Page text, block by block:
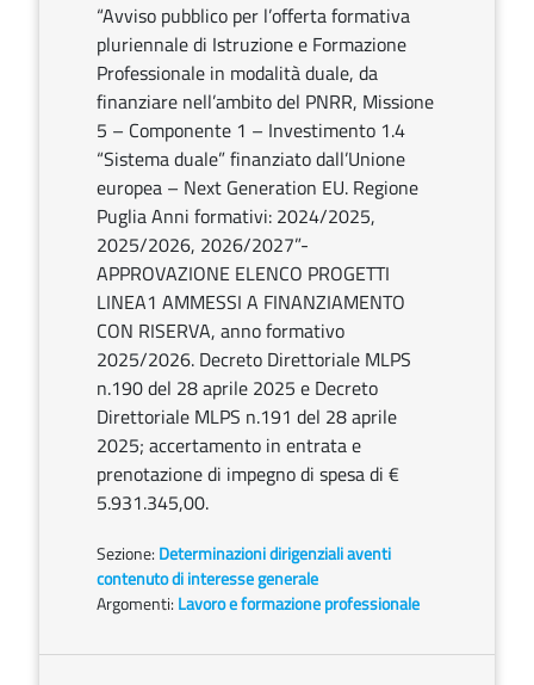
“Avviso pubblico per l’offerta formativa
pluriennale di Istruzione e Formazione
Professionale in modalità duale, da
finanziare nell’ambito del PNRR, Missione
5 – Componente 1 – Investimento 1.4
“Sistema duale” finanziato dall’Unione
europea – Next Generation EU. Regione
Puglia Anni formativi: 2024/2025,
2025/2026, 2026/2027”-
APPROVAZIONE ELENCO PROGETTI
LINEA1 AMMESSI A FINANZIAMENTO
CON RISERVA, anno formativo
2025/2026. Decreto Direttoriale MLPS
n.190 del 28 aprile 2025 e Decreto
Direttoriale MLPS n.191 del 28 aprile
2025; accertamento in entrata e
prenotazione di impegno di spesa di €
5.931.345,00.
Sezione: Determinazioni dirigenziali aventi
contenuto di interesse generale
Argomenti: Lavoro e formazione professionale